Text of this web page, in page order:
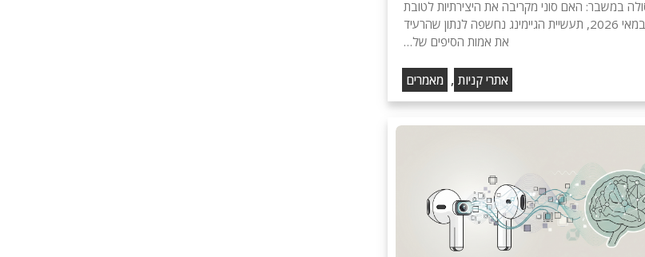
במשבר: האם סוני מקריבה את היצירתיות לטובת
יעילות במאי 2026, תעשיית הגיימינג נחשפה לנתון שהרעיד
את אמות הסיפים של…
אתרי קניות , מאמרים